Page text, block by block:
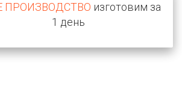
ПРОИЗВОДСТВО изготовим за
1 день